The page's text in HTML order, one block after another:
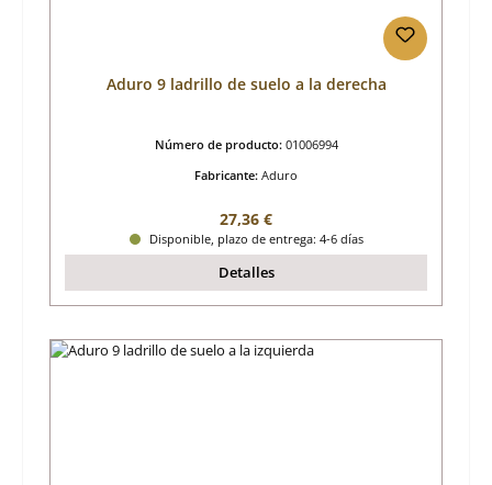
Aduro 9 ladrillo de suelo a la derecha
Número de producto: 01006994
Fabricante: Aduro
Precio normal:
27,36 €
Disponible, plazo de entrega: 4-6 días
Detalles